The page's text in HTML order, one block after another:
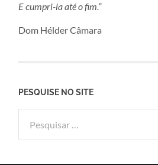
E cumpri-la até o fim.”
Dom Hélder Câmara
PESQUISE NO SITE
por: